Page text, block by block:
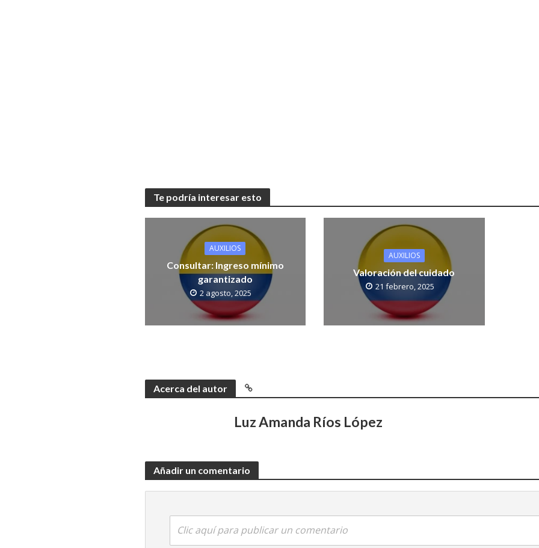
Te podría interesar esto
AUXILIOS
Consultar: Ingreso mínimo
garantizado
2 agosto, 2025
AUXILIOS
Valoración del cuidado
21 febrero, 2025
Acerca del autor
Luz Amanda Ríos López
Añadir un comentario
Clic aquí para publicar un comentario